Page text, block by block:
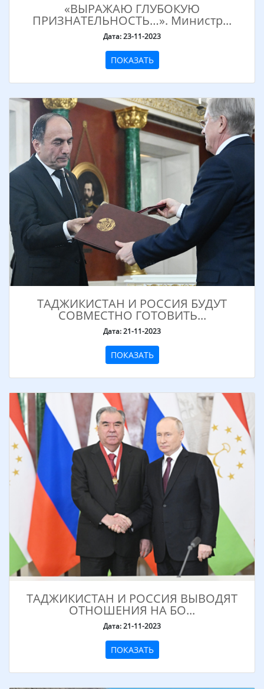
«ВЫРАЖАЮ ГЛУБОКУЮ
ПРИЗНАТЕЛЬНОСТЬ…». Министр...
Дата: 23-11-2023
ПОКАЗАТЬ
ТАДЖИКИСТАН И РОССИЯ БУДУТ
СОВМЕСТНО ГОТОВИТЬ...
Дата: 21-11-2023
ПОКАЗАТЬ
ТАДЖИКИСТАН И РОССИЯ ВЫВОДЯТ
ОТНОШЕНИЯ НА БО...
Дата: 21-11-2023
ПОКАЗАТЬ